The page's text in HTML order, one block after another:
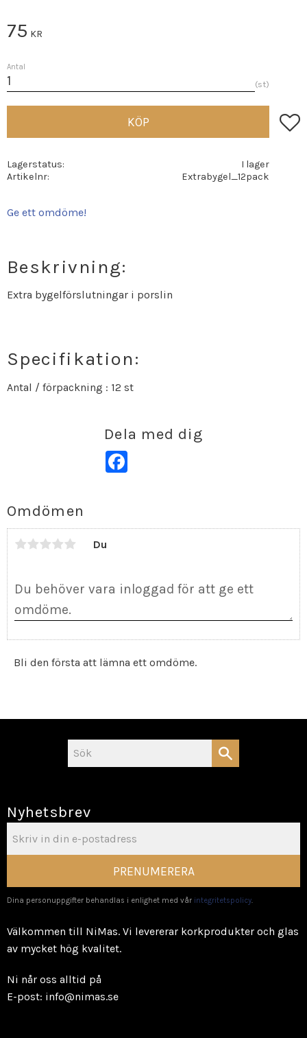
75 KR
Antal
st
KÖP
Lagerstatus
I lager
Artikelnr
Extrabygel_12pack
Ge ett omdöme!
Beskrivning:
Extra bygelförslutningar i porslin
Specifikation:
Antal / förpackning : 12 st
Dela med dig
Omdömen
Du
Bli den första att lämna ett omdöme.
Nyhetsbrev
PRENUMERERA
Dina personuppgifter behandlas i enlighet med vår integritetspolicy.
Välkommen till NiMas. Vi levererar korkprodukter och glas
av mycket hög kvalitet.
Ni når oss alltid på
E-post: info@nimas.se